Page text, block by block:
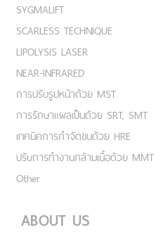
SYGMALIFT
SCARLESS TECHNIQUE
LIPOLYSIS LASER
NEAR-INFRARED
การปรับรูปหน้าด้วย MST
การรักษาแผลเป็นด้วย SRT, SMT
เทคนิคการกำจัดขนด้วย HRE
ปรับการทำงานกล้ามเนื้อด้วย MMT
Other
ABOUT US